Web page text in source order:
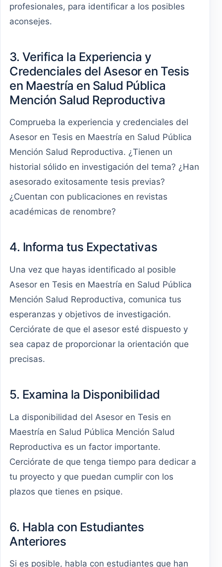
profesionales, para identificar a los posibles
aconsejes.
3. Verifica la Experiencia y
Credenciales del Asesor en Tesis
en Maestría en Salud Pública
Mención Salud Reproductiva
Comprueba la experiencia y credenciales del
Asesor en Tesis en Maestría en Salud Pública
Mención Salud Reproductiva. ¿Tienen un
historial sólido en investigación del tema? ¿Han
asesorado exitosamente tesis previas?
¿Cuentan con publicaciones en revistas
académicas de renombre?
4. Informa tus Expectativas
Una vez que hayas identificado al posible
Asesor en Tesis en Maestría en Salud Pública
Mención Salud Reproductiva, comunica tus
esperanzas y objetivos de investigación.
Cerciórate de que el asesor esté dispuesto y
sea capaz de proporcionar la orientación que
precisas.
5. Examina la Disponibilidad
La disponibilidad del Asesor en Tesis en
Maestría en Salud Pública Mención Salud
Reproductiva es un factor importante.
Cerciórate de que tenga tiempo para dedicar a
tu proyecto y que puedan cumplir con los
plazos que tienes en psique.
6. Habla con Estudiantes
Anteriores
Si es posible, habla con estudiantes que han